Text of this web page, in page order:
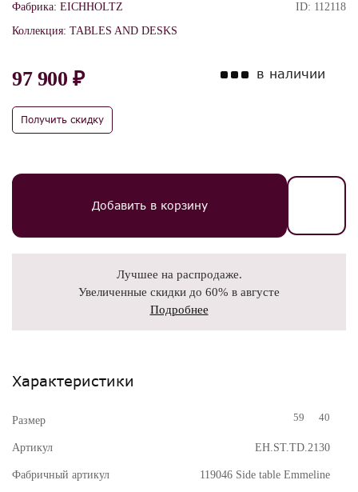
Фабрика: EICHHOLTZ
Коллекция: TABLES AND DESKS
ID: 112118
97 900 ₽
Получить скидку
в наличии
Добавить в корзину
Лучшее на распродаже.
Увеличенные скидки до 60% в августе
Подробнее
Характеристики
Размер 59 40
Артикул EH.ST.TD.2130
Фабричный артикул 119046 Side table Emmeline